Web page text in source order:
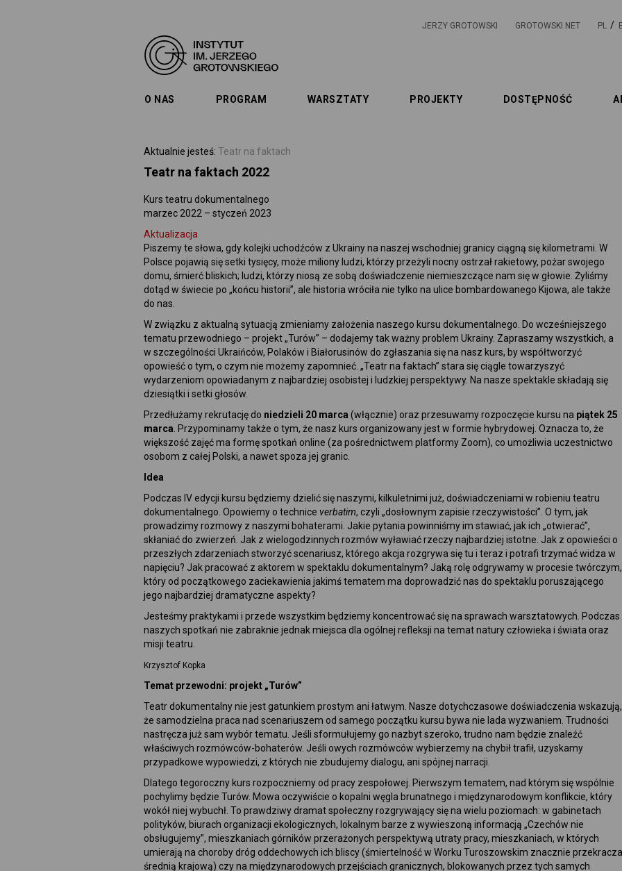
PL
JERZY GROTOWSKI GROTOWSKI.NET
O NAS PROGRAM WARSZTATY PROJEKTY DOSTĘPNOŚĆ
Aktualnie jesteś: Teatr na faktach
Teatr na faktach 2022
Kurs teatru dokumentalnego
marzec 2022 – styczeń 2023
Aktualizacja
Piszemy te słowa, gdy kolejki uchodźców z Ukrainy na naszej wschodniej granicy ciągną się kilometrami. W
Polsce pojawią się setki tysięcy, może miliony ludzi, którzy przeżyli nocny ostrzał rakietowy, pożar swojego
domu, śmierć bliskich; ludzi, którzy niosą ze sobą doświadczenie niemieszczące nam się w głowie. Żyliśmy
dotąd w świecie po „końcu historii”, ale historia wróciła nie tylko na ulice bombardowanego Kijowa, ale także
do nas.
W związku z aktualną sytuacją zmieniamy założenia naszego kursu dokumentalnego. Do wcześniejszego
tematu przewodniego – projekt „Turów” – dodajemy tak ważny problem Ukrainy. Zapraszamy wszystkich, a
w szczególności Ukraińców, Polaków i Białorusinów do zgłaszania się na nasz kurs, by współtworzyć
opowieść o tym, o czym nie możemy zapomnieć. „Teatr na faktach” stara się ciągle towarzyszyć
wydarzeniom opowiadanym z najbardziej osobistej i ludzkiej perspektywy. Na nasze spektakle składają się
dziesiątki i setki głosów.
Przedłużamy rekrutację do niedzieli 20 marca (włącznie) oraz przesuwamy rozpoczęcie kursu na piątek 25
marca . Przypominamy także o tym, że nasz kurs organizowany jest w formie hybrydowej. Oznacza to, że
większość zajęć ma formę spotkań online (za pośrednictwem platformy Zoom), co umożliwia uczestnictwo
osobom z całej Polski, a nawet spoza jej granic.
Idea
Podczas IV edycji kursu będziemy dzielić się naszymi, kilkuletnimi już, doświadczeniami w robieniu teatru
dokumentalnego. Opowiemy o technice verbatim, czyli „dosłownym zapisie rzeczywistości”. O tym, jak
prowadzimy rozmowy z naszymi bohaterami. Jakie pytania powinniśmy im stawiać, jak ich „otwierać”,
skłaniać do zwierzeń. Jak z wielogodzinnych rozmów wyławiać rzeczy najbardziej istotne. Jak z opowieści o
przeszłych zdarzeniach stworzyć scenariusz, którego akcja rozgrywa się tu i teraz i potrafi trzymać widza w
napięciu? Jak pracować z aktorem w spektaklu dokumentalnym? Jaką rolę odgrywamy w procesie twórczym,
który od początkowego zaciekawienia jakimś tematem ma doprowadzić nas do spektaklu poruszającego
jego najbardziej dramatyczne aspekty?
Jesteśmy praktykami i przede wszystkim będziemy koncentrować się na sprawach warsztatowych. Podczas
naszych spotkań nie zabraknie jednak miejsca dla ogólnej refleksji na temat natury człowieka i świata oraz
misji teatru.
Krzysztof Kopka
Temat przewodni: projekt „Turów”
Teatr dokumentalny nie jest gatunkiem prostym ani łatwym. Nasze dotychczasowe doświadczenia wskazują,
że samodzielna praca nad scenariuszem od samego początku kursu bywa nie lada wyzwaniem. Trudności
nastręcza już sam wybór tematu. Jeśli sformułujemy go nazbyt szeroko, trudno nam będzie znaleźć
właściwych rozmówców-bohaterów. Jeśli owych rozmówców wybierzemy na chybił trafił, uzyskamy
przypadkowe wypowiedzi, z których nie zbudujemy dialogu, ani spójnej narracji.
Dlatego tegoroczny kurs rozpoczniemy od pracy zespołowej. Pierwszym tematem, nad którym się wspólnie
pochylimy będzie Turów. Mowa oczywiście o kopalni węgla brunatnego i międzynarodowym konflikcie, który
wokół niej wybuchł. To prawdziwy dramat społeczny rozgrywający się na wielu poziomach: w gabinetach
polityków, biurach organizacji ekologicznych, lokalnym barze z wywieszoną informacją „Czechów nie
obsługujemy”, mieszkaniach górników przerażonych perspektywą utraty pracy, mieszkaniach, w których
umierają na choroby dróg oddechowych ich bliscy (śmiertelność w Worku Turoszowskim znacznie przekracza
średnią krajową) czy na międzynarodowych przejściach granicznych, blokowanych przez tych samych